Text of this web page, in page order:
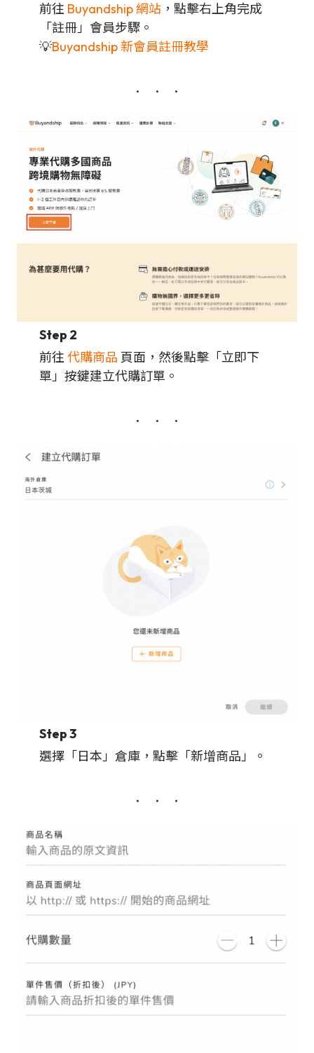
前往 Buyandship 網站 ，點擊右上角完成
「註冊」會員步驟。
💡Buyandship 新會員註冊教學
Step 2
前往 代購商品 頁面，然後點擊「立即下
單」按鍵建立代購訂單。
Step 3
選擇「日本」倉庫，點擊「新增商品」。